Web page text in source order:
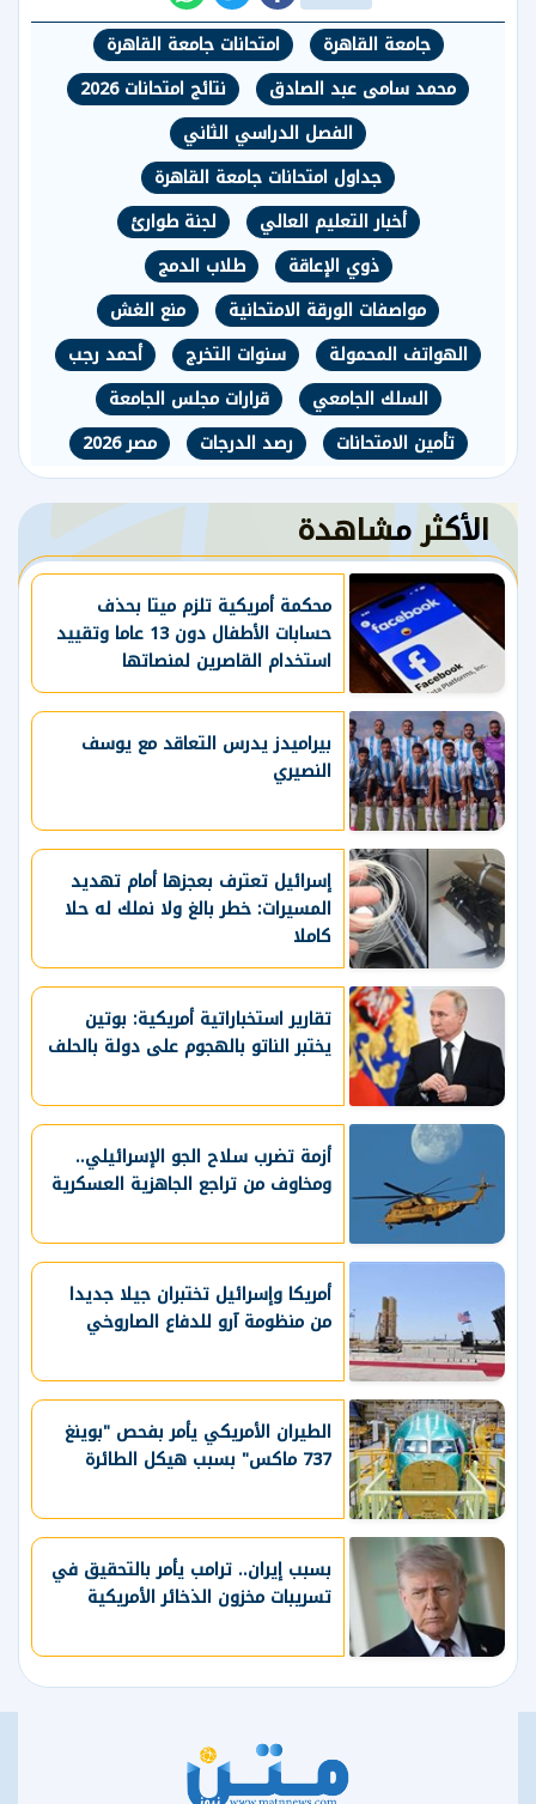
جامعة القاهرة
امتحانات جامعة القاهرة
محمد سامى عبد الصادق
نتائج امتحانات 2026
الفصل الدراسي الثاني
جداول امتحانات جامعة القاهرة
أخبار التعليم العالي
لجنة طوارئ
ذوي الإعاقة
طلاب الدمج
مواصفات الورقة الامتحانية
منع الغش
الهواتف المحمولة
سنوات التخرج
أحمد رجب
السلك الجامعي
قرارات مجلس الجامعة
تأمين الامتحانات
رصد الدرجات مصر 2026
الأكثر مشاهدة
محكمة أمريكية تلزم ميتا بحذف
حسابات الأطفال دون 13 عاما وتقييد
استخدام القاصرين لمنصاتها
بيراميدز يدرس التعاقد مع يوسف
النصيري
إسرائيل تعترف بعجزها أمام تهديد
المسيرات: خطر بالغ ولا نملك له حلا
كاملا
تقارير استخباراتية أمريكية: بوتين
يختبر الناتو بالهجوم على دولة بالحلف
أزمة تضرب سلاح الجو الإسرائيلي..
ومخاوف من تراجع الجاهزية العسكرية
أمريكا وإسرائيل تختبران جيلا جديدا
من منظومة آرو للدفاع الصاروخي
الطيران الأمريكي يأمر بفحص "بوينغ
737 ماكس" بسبب هيكل الطائرة
بسبب إيران.. ترامب يأمر بالتحقيق في
تسريبات مخزون الذخائر الأمريكية